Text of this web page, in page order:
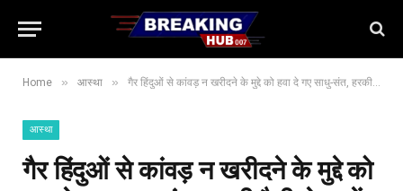
Home » आस्था » गैर हिंदुओं से कांवड़ न खरीदने के मुद्दे को हवा दे गए साधु-संत, हरकी पैड़ी क्षेत्र में घुसने पर भी रोक लगाने की उठी मांग
आस्था
गैर हिंदुओं से कांवड़ न खरीदने के मुद्दे को